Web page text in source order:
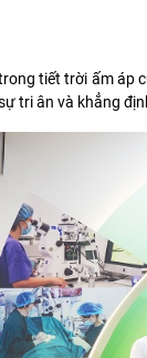
tiết trời ấm áp
tri ân và khẳng